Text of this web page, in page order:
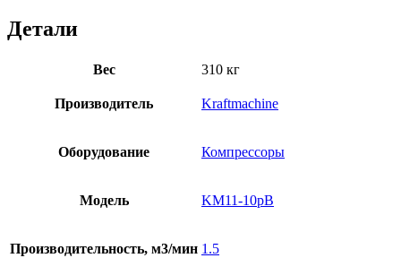
Детали
Вес 310 кг
Производитель Kraftmachine
Оборудование Компрессоры
Модель KM11-10рВ
Производительность, м3/мин 1.5